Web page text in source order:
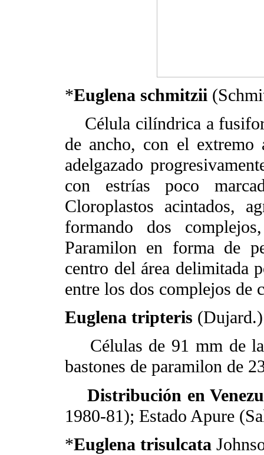
*Euglena schmitzii
Célula cilíndrica a
de ancho, con el extremo
adelgazado
con estrías poco
Cloroplastos acintados,
formando dos
Paramilon en forma de
centro del área delimitada
entre los dos complejos de
Euglena tripteris
Células de 91 mm de
bastones de paramilon de
Distribución en
1980-81); Estado Apure
*Euglena trisulcata